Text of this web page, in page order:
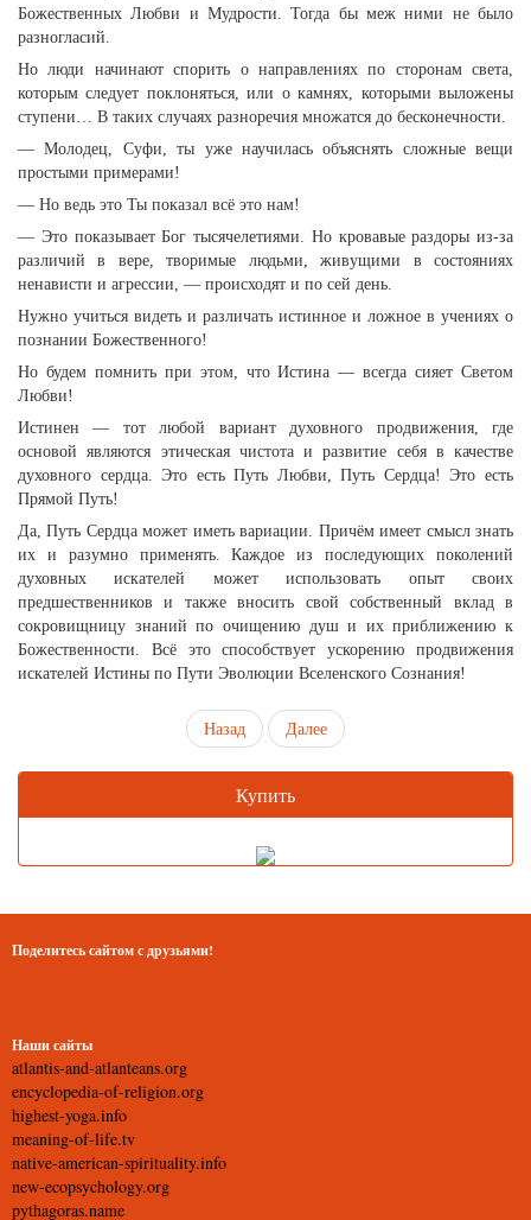
Божественных Любви и Мудрости. Тогда бы меж ними не было
разногласий.
Но люди начинают спорить о направлениях по сторонам света,
которым следует поклоняться, или о камнях, которыми выложены
ступени… В таких случаях разноречия множатся до бесконечности.
— Молодец, Суфи, ты уже научилась объяснять сложные вещи
простыми примерами!
— Но ведь это Ты показал всё это нам!
— Это показывает Бог тысячелетиями. Но кровавые раздоры из-за
различий в вере, творимые людьми, живущими в состояниях
ненависти и агрессии, — происходят и по сей день.
Нужно учиться видеть и различать истинное и ложное в учениях о
познании Божественного!
Но будем помнить при этом, что Истина — всегда сияет Светом
Любви!
Истинен — тот любой вариант духовного продвижения, где
основой являются этическая чистота и развитие себя в качестве
духовного сердца. Это есть Путь Любви, Путь Сердца! Это есть
Прямой Путь!
Да, Путь Сердца может иметь вариации. Причём имеет смысл знать
их и разумно применять. Каждое из последующих поколений
духовных искателей может использовать опыт своих
предшественников и также вносить свой собственный вклад в
сокровищницу знаний по очищению душ и их приближению к
Божественности. Всё это способствует ускорению продвижения
искателей Истины по Пути Эволюции Вселенского Сознания!
Назад Далее
Купить
Поделитесь сайтом с друзьями!
Наши сайты
atlantis-and-atlanteans.org
encyclopedia-of-religion.org
highest-yoga.info
meaning-of-life.tv
native-american-spirituality.info
new-ecopsychology.org
pythagoras.name